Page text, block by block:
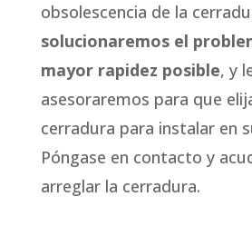
obsolescencia de la
solucionaremos el
mayor rapidez posible, y
asesoraremos para que
cerradura para instalar en
Póngase en contacto y
arreglar la cerradura.